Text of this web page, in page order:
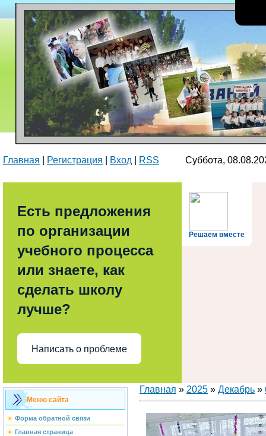
Главная Регистрация Вход RSS Суббота,
Решаем вместе
Есть предложения
по организации
учебного процесса
или знаете, как
сделать школу
лучше?
Написать о проблеме
Меню сайта
Форма обратной связи
Главная страница
Главная » 2025 » Декабрь »